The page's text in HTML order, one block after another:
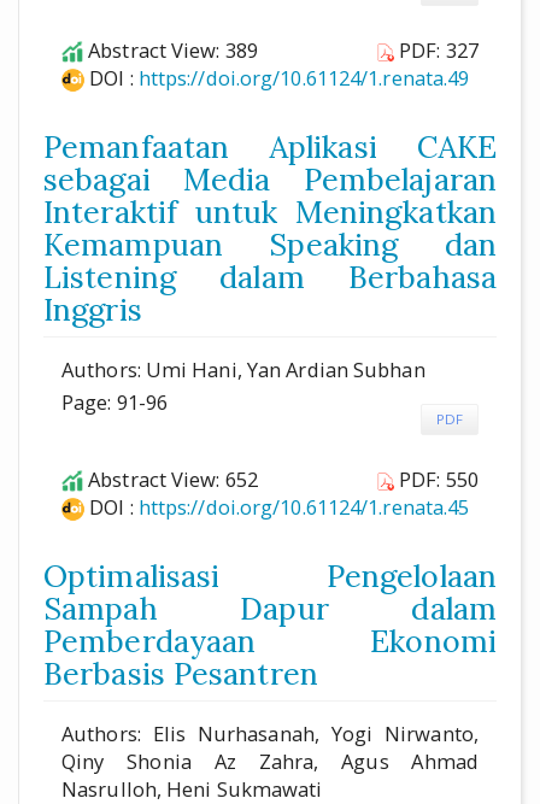
Abstract View: 389
PDF: 327
DOI : https://doi.org/10.61124/1.renata.49
Pemanfaatan Aplikasi CAKE
sebagai Media Pembelajaran
Interaktif untuk Meningkatkan
Kemampuan Speaking dan
Listening dalam Berbahasa
Inggris
Authors: Umi Hani, Yan Ardian Subhan
Page: 91-96
PDF
Abstract View: 652
PDF: 550
DOI : https://doi.org/10.61124/1.renata.45
Optimalisasi Pengelolaan
Sampah Dapur dalam
Pemberdayaan Ekonomi
Berbasis Pesantren
Authors: Elis Nurhasanah, Yogi Nirwanto,
Qiny Shonia Az Zahra, Agus Ahmad
Nasrulloh, Heni Sukmawati